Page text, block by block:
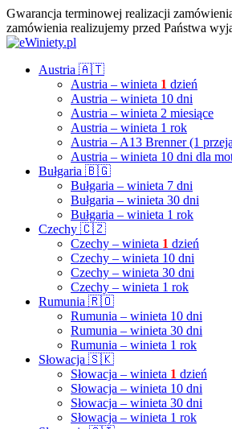
Gwarancja terminowej realizacji
zamówienia realizujemy przed Państwa
Austria 🇦🇹
Austria – winieta 1 dzień
Austria – winieta 10 dni
Austria – winieta 2 miesiące
Austria – winieta 1 rok
Austria – A13 Brenner (1
Austria – winieta 10 dni dla
Bułgaria 🇧🇬
Bułgaria – winieta 7 dni
Bułgaria – winieta 30 dni
Bułgaria – winieta 1 rok
Czechy 🇨🇿
Czechy – winieta 1 dzień
Czechy – winieta 10 dni
Czechy – winieta 30 dni
Czechy – winieta 1 rok
Rumunia 🇷🇴
Rumunia – winieta 10 dni
Rumunia – winieta 30 dni
Rumunia – winieta 1 rok
Słowacja 🇸🇰
Słowacja – winieta 1 dzień
Słowacja – winieta 10 dni
Słowacja – winieta 30 dni
Słowacja – winieta 1 rok